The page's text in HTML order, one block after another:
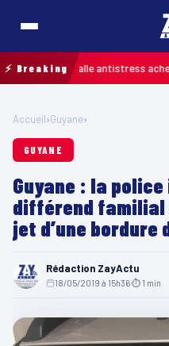
⚡ Breaking
d’une balle antistress achetée
Accueil›Guyane›
GUYANE
Guyane : la
différend familial
jet d’une
Rédaction ZayActu
18/05/2019 à 15h36⏱ 1 min